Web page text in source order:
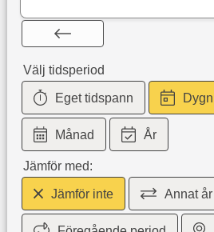
Välj tidsperiod
Eget tidspann Dygn
Månad År
Jämför med:
Jämför inte Annat år